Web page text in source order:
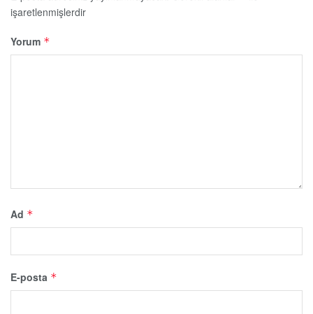
işaretlenmişlerdir
Yorum *
Ad *
E-posta *